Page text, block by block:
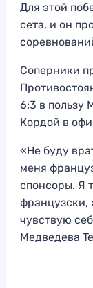
Для этой
сета, и он
Соперники
6:3 в пользу
Кордой в
«Не буду
меня
спонсоры. Я
французски,
чувствую
Медведева